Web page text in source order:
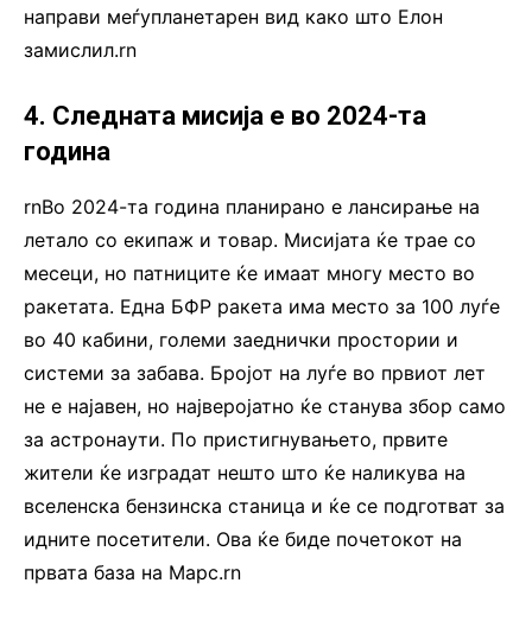
направи меѓупланетарен вид како што Елон
замислил.rn
4. Следната мисија е во 2024-та
година
rnВо 2024-та година планирано е лансирање на
летало со екипаж и товар. Мисијата ќе трае со
месеци, но патниците ќе имаат многу место во
ракетата. Една БФР ракета има место за 100 луѓе
во 40 кабини, големи заеднички простории и
системи за забава. Бројот на луѓе во првиот лет
не е најавен, но најверојатно ќе станува збор само
за астронаути. По пристигнувањето, првите
жители ќе изградат нешто што ќе наликува на
вселенска бензинска станица и ќе се подготват за
идните посетители. Ова ќе биде почетокот на
првата база на Марс.rn